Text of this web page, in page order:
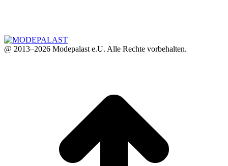
@ 2013–2026 Modepalast e.U. Alle Rechte vorbehalten.